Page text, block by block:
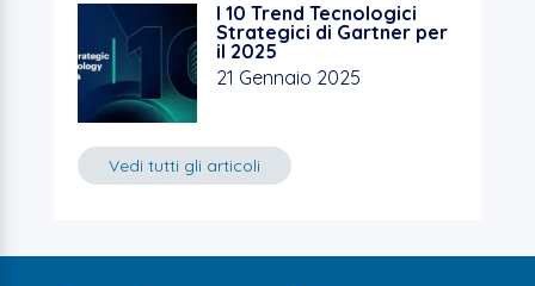
I 10 Trend Tecnologici
Strategici di Gartner per
il 2025
21 Gennaio 2025
Vedi tutti gli articoli